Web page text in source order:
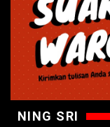
NING SRI